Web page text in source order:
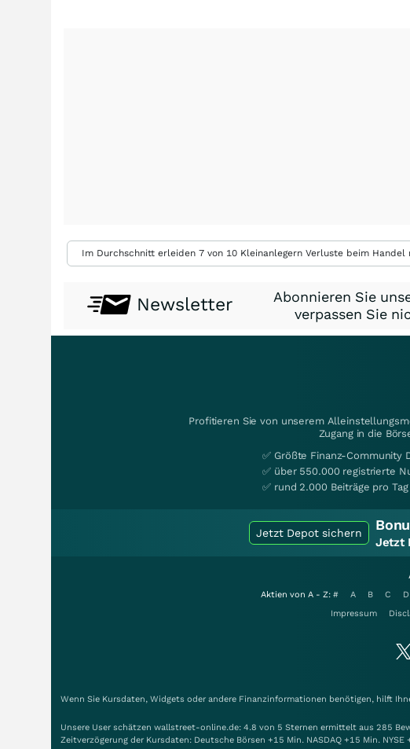
Im Durchschnitt erleiden 7 von 10 Kleinanlegern Verluste beim
Newsletter
Abonnieren Sie
verpassen Sie
Profitieren Sie von unserem
Zugang in die
✅ Größte Finanz-Community
✅ über 550.000 registrierte
✅ rund 2.000 Beiträge pro Tag
Jetzt Depot sichern
Jetzt
Aktien von A - Z: # A B C D
Impressum
Wenn Sie Kursdaten, Widgets oder andere Finanzinformationen benötigen, hilft
Unsere User schätzen wallstreet-online.de: 4.8 von 5 Sternen ermittelt aus 285
Zeitverzögerung der Kursdaten: Deutsche Börsen +15 Min. NASDAQ +15 Min.